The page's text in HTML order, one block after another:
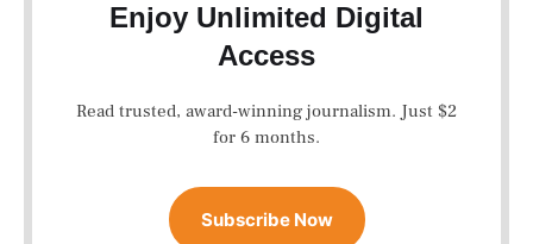
Enjoy Unlimited Digital
Access
Read trusted, award-winning journalism. Just $2
for 6 months.
Subscribe Now